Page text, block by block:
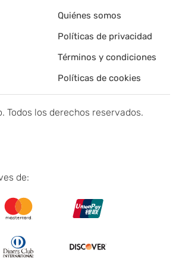
Quiénes somos
Políticas de privacidad
Términos y condiciones
Políticas de cookies
Todos los derechos reservados.
de: